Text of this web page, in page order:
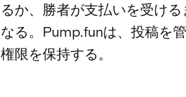
るか、勝者が支払いを受け
なる。Pump.funは、投稿を
権限を保持する。